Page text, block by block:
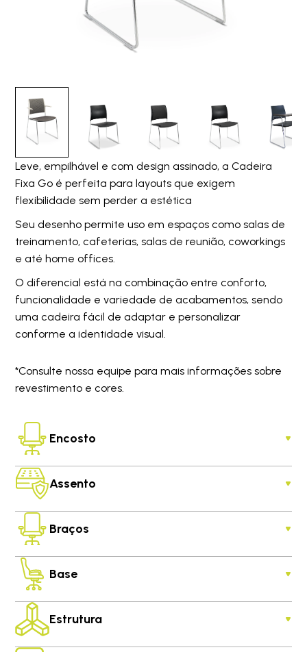
Leve, empilhável e com design assinado, a Cadeira
Fixa Go é perfeita para layouts que exigem
flexibilidade sem perder a estética
Seu desenho permite uso em espaços como salas de
treinamento, cafeterias, salas de reunião, coworkings
e até home offices.
O diferencial está na combinação entre conforto,
funcionalidade e variedade de acabamentos, sendo
uma cadeira fácil de adaptar e personalizar
conforme a identidade visual.
*Consulte nossa equipe para mais informações sobre
revestimento e cores.
Encosto
Assento
Braços
Base
Estrutura